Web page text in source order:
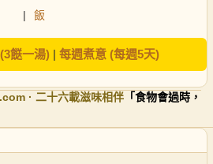
|
飯
餸一湯)| 每週煮意 (每週5天)
.com · 二十六載滋味相伴 「食物會過時，